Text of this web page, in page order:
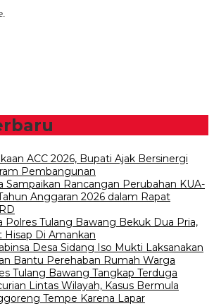
ACC 2026, Bupati Ajak Bersinergi
Pembangunan
Sampaikan Rancangan Perubahan KUA-
Anggaran 2026 dalam Rapat
Polres Tulang Bawang Bekuk Dua Pria,
Hisap Di Amankan
Desa Sidang Iso Mukti Laksanakan
Bantu Perehaban Rumah Warga
Tulang Bawang Tangkap Terduga
Lintas Wilayah, Kasus Bermula
Tempe Karena Lapar